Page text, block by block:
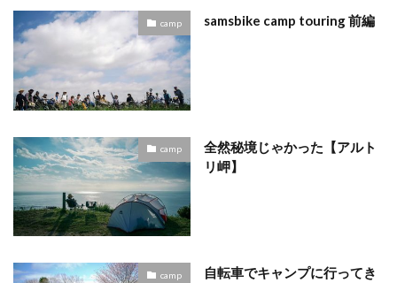
camp samsbike camp touring 前編
camp
全然秘境じゃかった【アルト
リ岬】
camp
自転車でキャンプに行ってき